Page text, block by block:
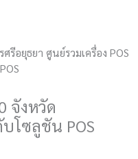
จังหวัด
โซลูชัน POS